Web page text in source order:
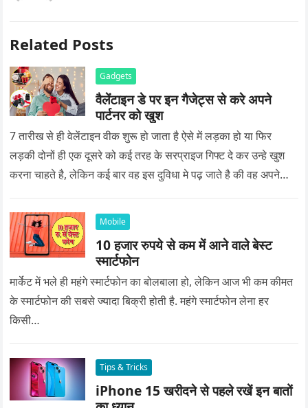
Related Posts
Gadgets
वैलेंटाइन डे पर इन गैजेट्स से करे अपने
पार्टनर को खुश
7 तारीख से ही वेलेंटाइन वीक शुरू हो जाता है ऐसे में लड़का हो या फिर
लड़की दोनों ही एक दूसरे को कई तरह के सरप्राइज गिफ्ट दे कर उन्हे खुश
करना चाहते है, लेकिन कई बार वह इस दुविधा मे पढ़ जाते है की वह अपने
Mobile
10 हजार रुपये से कम में आने वाले बेस्ट
स्मार्टफोन
मार्केट में भले ही महंगे स्मार्टफोन का बोलबाला हो, लेकिन आज भी कम कीमत
के स्मार्टफोन की सबसे ज्यादा बिक्री होती है. महंगे स्मार्टफोन लेना हर
किसी…
Tips & Tricks
iPhone 15 खरीदने से पहले रखें इन बातों